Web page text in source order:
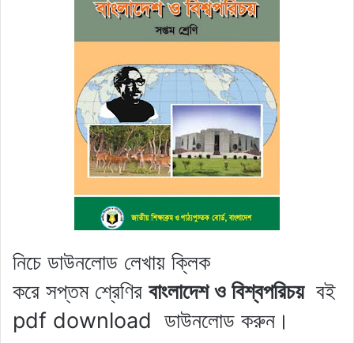
নিচে ডাউনলোড লেখায় ক্লিক
করে সপ্তম শ্রেণির বাংলাদেশ ও বিশ্বপরিচয় বই
pdf download ডাউনলোড করুন।